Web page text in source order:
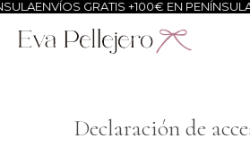
ENVÍOS GRATIS +100€ EN PENÍNSULA
Declaración de